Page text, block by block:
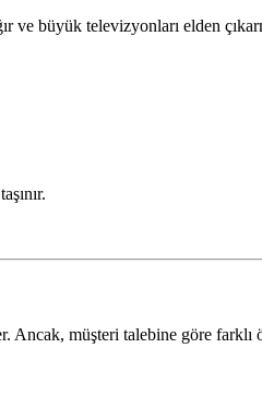
ve büyük televizyonları elden
Ancak, müşteri talebine göre